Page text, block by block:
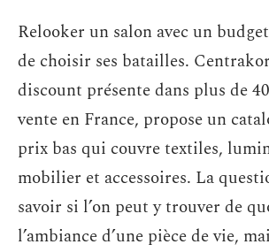
Relooker un salon avec un
de choisir ses batailles.
discount présente dans plus de
vente en France, propose un
prix bas qui couvre textiles,
mobilier et accessoires. La
savoir si l’on peut y trouver de
l’ambiance d’une pièce de vie,